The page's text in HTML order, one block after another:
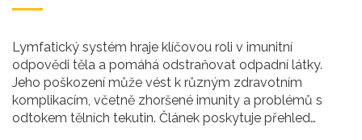
Lymfatický systém hraje klíčovou roli v imunitní
odpovědi těla a pomáhá odstraňovat odpadní látky.
Jeho poškození může vést k různým zdravotním
komplikacím, včetně zhoršené imunity a problémů s
odtokem tělních tekutin. Článek poskytuje přehled